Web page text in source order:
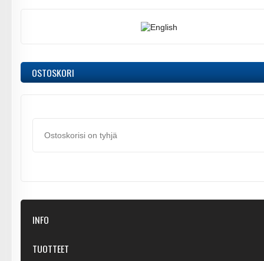
OSTOSKORI
Ostoskorisi on tyhjä
INFO
Kaupastamme
TUOTTEET